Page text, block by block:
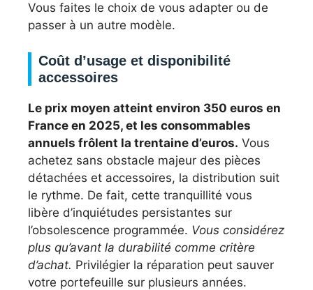
Vous faites le choix de vous adapter ou de
passer à un autre modèle.
Coût d’usage et disponibilité
accessoires
Le prix moyen atteint environ 350 euros en
France en 2025, et les consommables
annuels frôlent la trentaine d’euros. Vous
achetez sans obstacle majeur des pièces
détachées et accessoires, la distribution suit
le rythme. De fait, cette tranquillité vous
libère d’inquiétudes persistantes sur
l’obsolescence programmée. Vous considérez
plus qu’avant la durabilité comme critère
d’achat. Privilégier la réparation peut sauver
votre portefeuille sur plusieurs années.